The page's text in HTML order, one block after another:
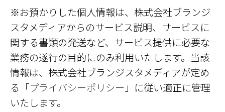
必要な範囲で業務を委託する場合があり
ます。その場合は、業務委託先の適切な
管理及び監督を行います。
■開示対象個人情報の開示等および問合
せ窓口について
ご本人からの求めにより、弊社が保有す
る開示対象個人情報の利用目的の通知・
開示・内容の訂正・追加または削除・利
※お預かりした個人情報は、株式会社ブランジ
スタメディアからのサービス説明、サービスに
関する書類の発送など、サービス提供に必要な
業務の遂行の目的にのみ利用いたします。当該
情報は、株式会社ブランジスタメディアが定め
る「プライバシーポリシー 」に従い適正に管理
いたします。